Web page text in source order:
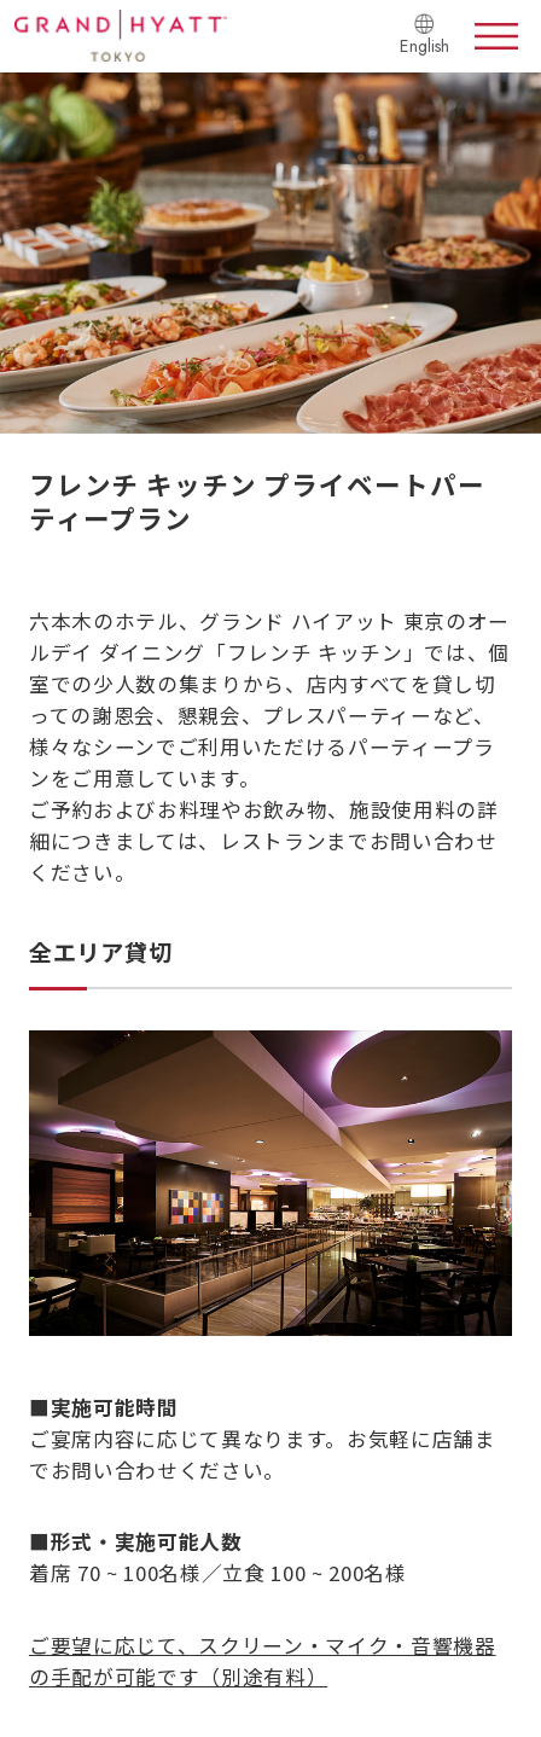
English
フレンチ キッチン プライベートパー
ティープラン
六本木のホテル、グランド ハイアット 東京のオー
ルデイ ダイニング「フレンチ キッチン」では、個
室での少人数の集まりから、店内すべてを貸し切
っての謝恩会、懇親会、プレスパーティーなど、
様々なシーンでご利用いただけるパーティープラ
ンをご用意しています。
ご予約およびお料理やお飲み物、施設使用料の詳
細につきましては、レストランまでお問い合わせ
ください。
全エリア貸切
■実施可能時間
ご宴席内容に応じて異なります。お気軽に店舗ま
でお問い合わせください。
■形式・実施可能人数
着席 70 ~ 100名様／立食 100 ~ 200名様
ご要望に応じて、スクリーン・マイク・音響機器
の手配が可能です（別途有料）